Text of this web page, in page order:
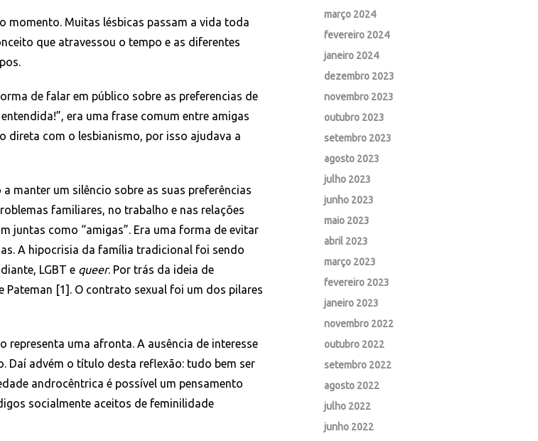
momento. Muitas lésbicas passam a vida toda
que atravessou o tempo e as diferentes
de falar em público sobre as preferencias de
era uma frase comum entre amigas
direta com o lesbianismo, por isso ajudava a
manter um silêncio sobre as suas preferências
familiares, no trabalho e nas relações
juntas como “amigas”. Era uma forma de evitar
A hipocrisia da família tradicional foi sendo
LGBT e queer. Por trás da ideia de
[1]. O contrato sexual foi um dos pilares
representa uma afronta. A ausência de interesse
Daí advém o título desta reflexão: tudo bem ser
androcêntrica é possível um pensamento
socialmente aceitos de feminilidade
março 2024
fevereiro 2024
janeiro 2024
dezembro 2023
novembro 2023
outubro 2023
setembro 2023
agosto 2023
julho 2023
junho 2023
maio 2023
abril 2023
março 2023
fevereiro 2023
janeiro 2023
novembro 2022
outubro 2022
setembro 2022
agosto 2022
julho 2022
junho 2022